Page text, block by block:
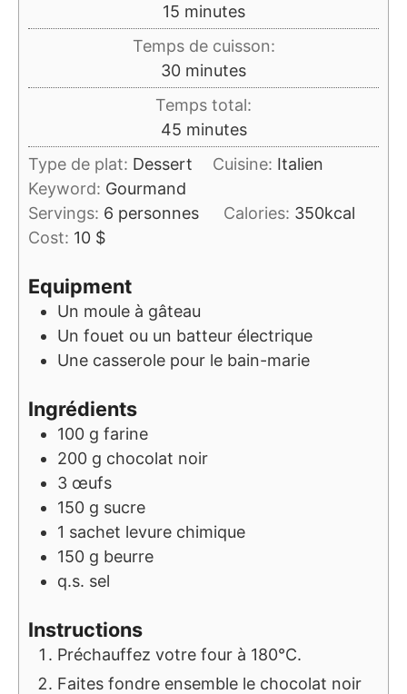
15minutes
minutes
Temps de cuisson:
30minutes
minutes
Temps total:
45minutes
minutes
Type de plat: Dessert Cuisine: Italien
Keyword: Gourmand
Servings: 6 personnes Calories: 350kcal
Cost: 10 $
Equipment
Un moule à gâteau
Un fouet ou un batteur électrique
Une casserole pour le bain-marie
Ingrédients
100 g farine
200 g chocolat noir
3 œufs
150 g sucre
1 sachet levure chimique
150 g beurre
q.s. sel
Instructions
Préchauffez votre four à 180°C.
Faites fondre ensemble le chocolat noir